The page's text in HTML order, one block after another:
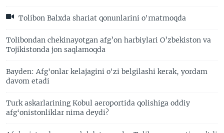
Tolibon Balxda shariat qonunlarini o'rnatmoqda
Tolibondan chekinayotgan afg’on harbiylari O’zbekiston va
Tojikistonda jon saqlamoqda
Bayden: Afg'onlar kelajagini o'zi belgilashi kerak, yordam
davom etadi
Turk askarlarining Kobul aeroportida qolishiga oddiy
afg‘onistonliklar nima deydi?